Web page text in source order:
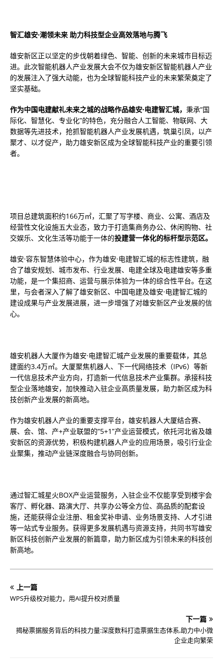
智汇雄安·潮领未来 助力科技型企业高效落地与腾飞
雄安新区正以坚定的步伐朝着绿色、智能、创新的未来城市目标迈
进。此次智能机器人产业发展大会不仅为雄安新区智能机器人产业
的发展注入了强大动能，也为全球智能科技产业的未来繁荣奠定了
坚实基础。
作为中国电建献礼未来之城的战略作品雄安·电建智汇城， 秉承“国
际化、智慧化、专业化”的特色，充分融合人工智能、物联网、大
数据等先进技术，抢抓智能机器人产业发展机遇，筑巢引凤，以产
聚才、以才促产，助力雄安新区成为全球智能科技产业的重要引领
者。
项目总建筑面积约166万㎡，汇聚了写字楼、商业、公寓、酒店及
经营性文化设施五大业态，致力于打造集商务办公、休闲购物、社
交娱乐、文化生活等功能于一体的投建营一体化的标杆型示范区。
雄安·容东智慧体验中心，作为雄安·电建智汇城的标志性建筑，融
合了雄安规划、城市发布、行业发展、电建全球及电建雄安等多重
功能，是一个集招商、运营与展示体验为一体的综合性平台。在这
里，与会者深入了解了雄安新区、中国电建及雄安·电建智汇城的
建设成果与产业发展进展，进一步增强了对雄安新区产业发展的信
心。
雄安机器人大厦作为雄安·电建智汇城产业发展的重要载体，其总
建面约3.4万㎡。大厦聚焦机器人、下一代网络技术（IPv6）等新
一代信息技术产业方向，打造新一代信息技术产业集群。承接科技
型企业落地雄安，加快推动入驻企业高质量发展，助力新区成为科
技创新产业发展的新高地。
作为雄安机器人产业的重要支撑平台，雄安机器人大厦结合赛、
展、会、馆、产+产业联盟的“5+1”产业运营模式，依托河北省及雄
安新区的资源优势，积极构建机器人产业的应用场景，吸引行业企
业聚集，推动产业链深度融合与协同创新。
通过智汇城星火BOX产业运营服务，入驻企业不仅能享受到楼宇会
客厅、孵化器、路演大厅、共享办公等全方位、高品质的配套设
施，还能获得企业注册、租金奖补申请、业务场景支持、人才引进
等一站式专业服务。获得更多发展机遇与资源支持，共同书写雄安
新区科技创新产业发展的新篇章，助力新区成为引领未来的科技创
新高地。
上一篇
WPS升级校对能力，用AI提升校对质量
下一篇
揭秘票据服务背后的科技力量:深度数科打造票据生态体系,助力中小微
企业走向繁荣